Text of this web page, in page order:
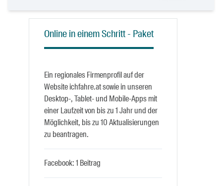
Online in einem Schritt - Paket
Ein regionales Firmenprofil auf der
Website ichfahre.at sowie in unseren
Desktop-, Tablet- und Mobile-Apps mit
einer Laufzeit von bis zu 1 Jahr und der
Möglichkeit, bis zu 10 Aktualisierungen
zu beantragen.
Facebook: 1 Beitrag